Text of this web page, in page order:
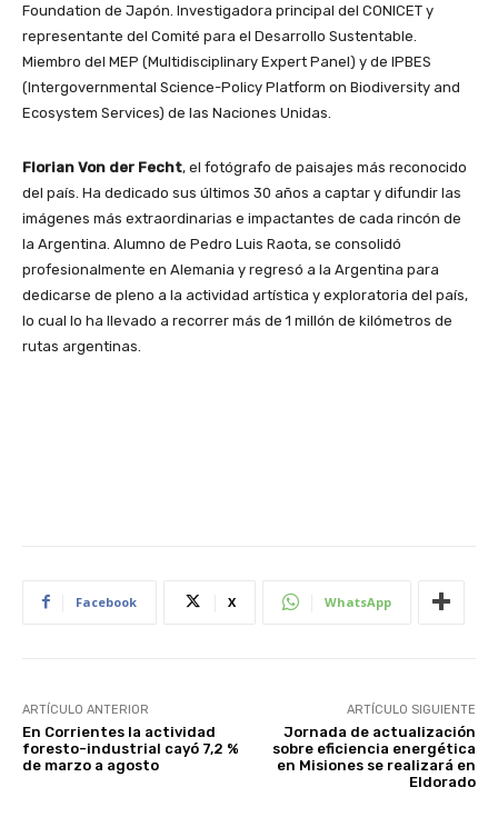
Foundation de Japón. Investigadora principal del CONICET y
representante del Comité para el Desarrollo Sustentable.
Miembro del MEP (Multidisciplinary Expert Panel) y de IPBES
(Intergovernmental Science-Policy Platform on Biodiversity and
Ecosystem Services) de las Naciones Unidas.
Florian Von der Fecht, el fotógrafo de paisajes más reconocido
del país. Ha dedicado sus últimos 30 años a captar y difundir las
imágenes más extraordinarias e impactantes de cada rincón de
la Argentina. Alumno de Pedro Luis Raota, se consolidó
profesionalmente en Alemania y regresó a la Argentina para
dedicarse de pleno a la actividad artística y exploratoria del país,
lo cual lo ha llevado a recorrer más de 1 millón de kilómetros de
rutas argentinas.
Facebook X WhatsApp
ARTÍCULO ANTERIOR
En Corrientes la actividad
foresto-industrial cayó 7,2 %
de marzo a agosto
ARTÍCULO SIGUIENTE
Jornada de actualización
sobre eficiencia energética
en Misiones se realizará en
Eldorado